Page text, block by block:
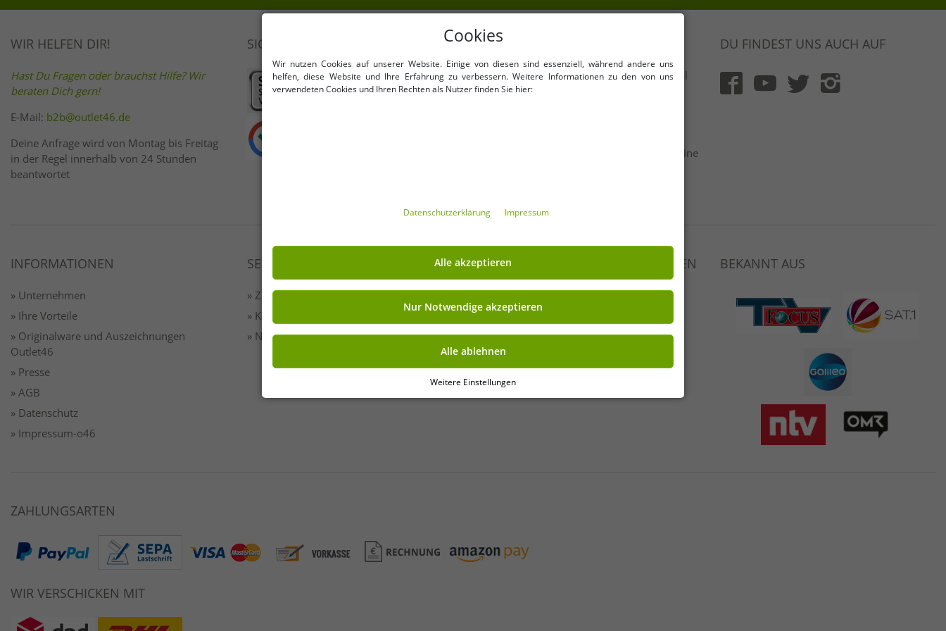
WIR HELFEN DIR!
Hast Du Fragen oder brauchst Hilfe? Wir
beraten Dich gern!
E-Mail: b2b@outlet46.de
Deine Anfrage wird von Montag bis Freitag
in der Regel innerhalb von 24 Stunden
beantwortet
SICHER EINKAUFEN VORTEILE
100% Originale Markenware & Original
verpackt !
Mindestbestellwert ist 199€ netto | Keine
DU FINDEST UNS AUCH AUF
INFORMATIONEN
» Unternehmen
» Ihre Vorteile
» Originalware und Auszeichnungen
Outlet46
» Presse
» AGB
» Datenschutz
» Impressum-o46
SERVICE
» Zahlung & Versand
» Kontakt
» Newsletter
MIT OUTLET46.DE GELD VERDIENEN
» Affiliate-Partnerprogramm
BEKANNT AUS
ZAHLUNGSARTEN
WIR VERSCHICKEN MIT
Cookies
Wir nutzen Cookies auf unserer Website. Einige von diesen sind essenziell, während andere uns
helfen, diese Website und Ihre Erfahrung zu verbessern. Weitere Informationen zu den von uns
verwendeten Cookies und Ihren Rechten als Nutzer finden Sie hier:
Daten­schutz­erklärung Impressum
Alle akzeptieren
Nur Notwendige akzeptieren
Alle ablehnen
Weitere Einstellungen